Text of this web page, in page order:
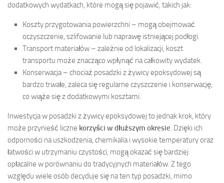
dodatkowych wydatkach, które mogą się pojawić, takich jak:
Koszty przygotowania powierzchni – mogą obejmować
oczyszczenie, szlifowanie lub naprawę istniejącej podłogi.
Transport materiałów – zależnie od lokalizacji, koszt
transportu może znacząco wpłynąć na całkowity wydatek.
Konserwacja – chociaż posadzki z żywicy epoksydowej są
bardzo trwałe, zaleca się regularne czyszczenie i konserwację,
co wiąże się z dodatkowymi kosztami.
Inwestycja w posadzki z żywicy epoksydowej to jednak krok, który
może przynieść liczne korzyści w dłuższym okresie. Dzięki ich
odporności na uszkodzenia, chemikalia i wysokie temperatury oraz
łatwości w utrzymaniu czystości, mogą okazać się bardziej
opłacalne w porównaniu do tradycyjnych materiałów. Z tego
względu wiele osób decyduje się na ten typ posadzki, mimo